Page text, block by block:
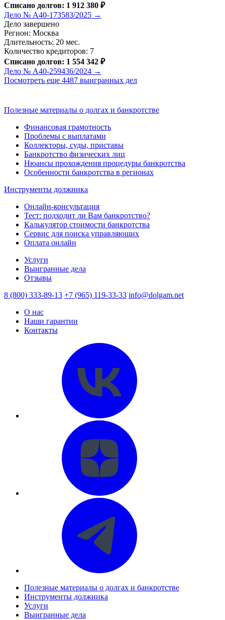
Списано долгов: 1 912 380 ₽
Дело № А40-173583/2025 →
Дело завершено
Регион: Москва
Длительность: 20 мес.
Количество кредиторов: 7
Списано долгов: 1 554 342 ₽
Дело № А40-259436/2024 →
Посмотреть еще 4487 выигранных дел
Полезные материалы о долгах и банкротстве
Финансовая грамотность
Проблемы с выплатами
Коллекторы, суды, приставы
Банкротство физических лиц
Нюансы прохождения процедуры банкротства
Особенности банкротства в регионах
Инструменты должника
Онлайн-консультация
Тест: подходит ли Вам банкротство?
Калькулятор стоимости банкротства
Сервис для поиска управляющих
Оплата онлайн
Услуги
Выигранные дела
Отзывы
8 (800) 333-89-13 +7 (965) 119-33-33 info@dolgam.net
О нас
Наши гарантии
Контакты
Полезные материалы о долгах и банкротстве
Инструменты должника
Услуги
Выигранные дела